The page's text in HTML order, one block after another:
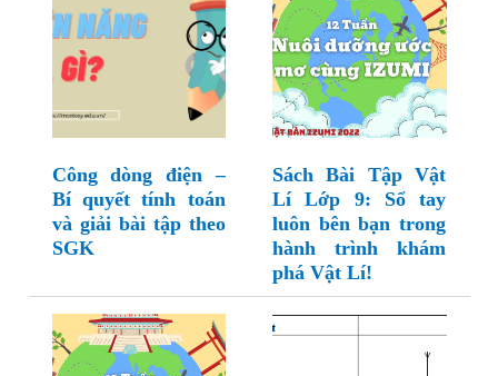
Công dòng điện –
Bí quyết tính toán
và giải bài tập theo
SGK
Sách Bài Tập Vật
Lí Lớp 9: Sổ tay
luôn bên bạn trong
hành trình khám
phá Vật Lí!